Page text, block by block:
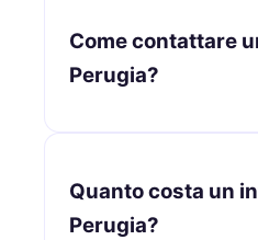
Come contattare
Perugia?
Quanto costa un
Perugia?